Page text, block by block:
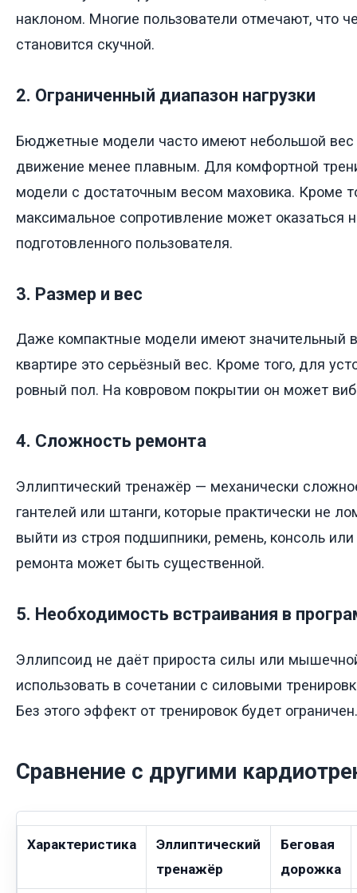
наклоном. Многие пользователи отмечают, что
становится скучной.
2. Ограниченный диапазон нагрузки
Бюджетные модели часто имеют небольшой вес
движение менее плавным. Для комфортной
модели с достаточным весом маховика. Кроме
максимальное сопротивление может оказаться
подготовленного пользователя.
3. Размер и вес
Даже компактные модели имеют значительный
квартире это серьёзный вес. Кроме того, для
ровный пол. На ковровом покрытии он может
4. Сложность ремонта
Эллиптический тренажёр — механически
гантелей или штанги, которые практически не
выйти из строя подшипники, ремень, консоль
ремонта может быть существенной.
5. Необходимость встраивания в
Эллипсоид не даёт прироста силы или
использовать в сочетании с силовыми
Без этого эффект от тренировок будет ограничен.
Сравнение с другими
Характеристика
Эллиптический
тренажёр
Беговая
дорожка